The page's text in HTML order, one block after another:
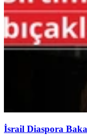
İsrail Diaspora